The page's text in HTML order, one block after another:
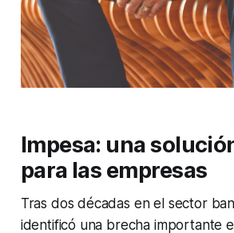
Impesa: una
para las empresas
Tras dos décadas en el sector
identificó una brecha importante